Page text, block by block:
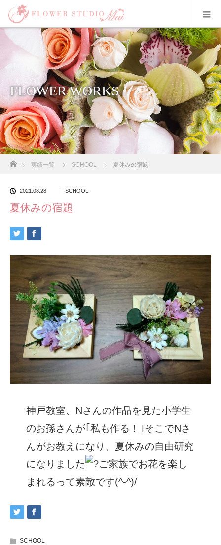
FLOWER WORKS
ホーム
実績一覧 SCHOOL 夏休みの宿題
2021.08.28 SCHOOL
夏休みの宿題
神戸教室、Nさんの作品を見た小学生
のお孫さんが｢私も作る！｣そこでNさ
んがお教えになり、夏休みの自由研究
になりました
ご家族でお花を楽し
まれるって素敵です(^-^)/
SCHOOL